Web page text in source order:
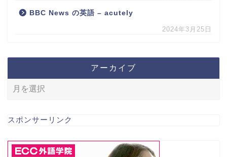
BBC News の英語 – acutely
2024年3月25日
アーカイブ
スポンサーリンク